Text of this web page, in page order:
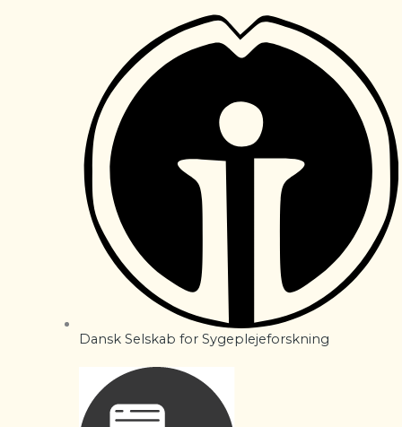
Dansk Selskab for Sygeplejeforskning